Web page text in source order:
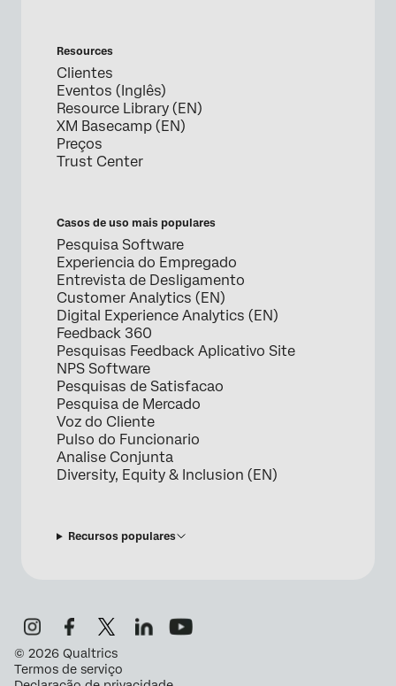
Resources
Clientes
Eventos (Inglês)
Resource Library (EN)
XM Basecamp (EN)
Preços
Trust Center
Casos de uso mais populares
Pesquisa Software
Experiencia do Empregado
Entrevista de Desligamento
Customer Analytics (EN)
Digital Experience Analytics (EN)
Feedback 360
Pesquisas Feedback Aplicativo Site
NPS Software
Pesquisas de Satisfacao
Pesquisa de Mercado
Voz do Cliente
Pulso do Funcionario
Analise Conjunta
Diversity, Equity & Inclusion (EN)
Recursos populares
© 2026 Qualtrics
Termos de serviço